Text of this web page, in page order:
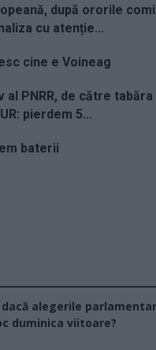
după ororile
cu atenție...
cine e Voineag
al PNRR, de către tabăra
pierdem 5...
baterii
alegerile
duminica viitoare?